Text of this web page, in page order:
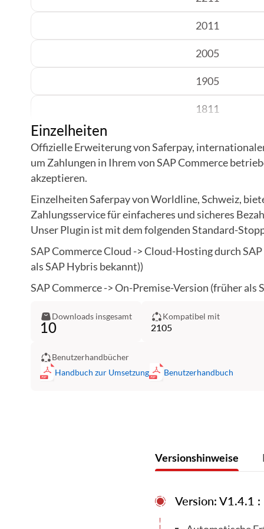
Einzelheiten
Offizielle Erweiterung von Saferpay,
um Zahlungen in Ihrem von SAP Commerce
akzeptieren.
Einzelheiten Saferpay von Worldline, Schweiz,
Zahlungsservice für einfacheres und sicheres
Unser Plugin ist mit dem folgenden Standard-
SAP Commerce Cloud -> Cloud-Hosting durch
als SAP Hybris bekannt))
SAP Commerce -> On-Premise-Version (früher als
2011
2005
1905
1811
Downloads insgesamt
10
Kompatibel mit
2105
Benutzerhandbücher
Handbuch zur Umsetzung
Benutzerhandbuch
Versionshinweise
Version: V1.4.1